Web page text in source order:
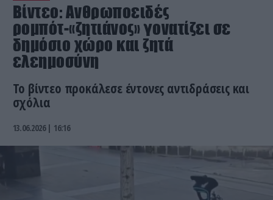
Βίντεο: Ανθρωποειδές
ρομπότ-«ζητιάνος» γονατίζει σε
δημόσιο χώρο και ζητά
ελεημοσύνη
Το βίντεο προκάλεσε έντονες αντιδράσεις και
σχόλια
13.06.2026 | 16:16